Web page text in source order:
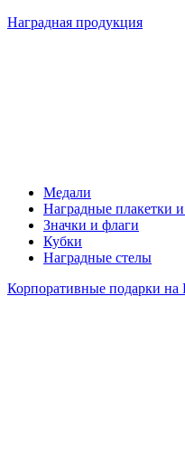
Наградная продукция
Медали
Наградные плакетки
Значки и флаги
Кубки
Наградные стелы
Корпоративные подарки